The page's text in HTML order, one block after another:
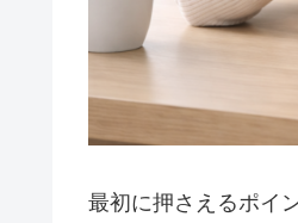
最初に押さえるポイ